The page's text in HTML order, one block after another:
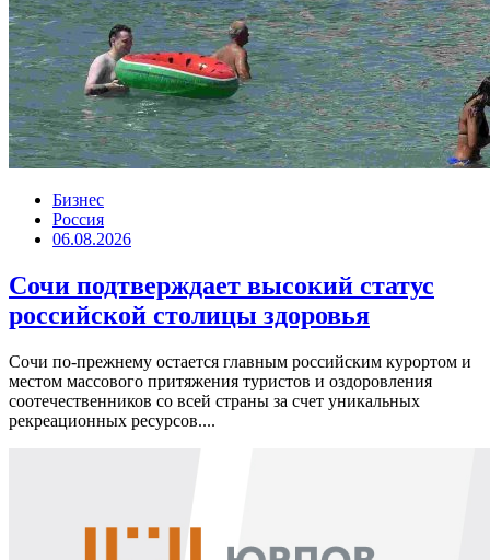
Бизнес
Россия
06.08.2026
Сочи подтверждает высокий статус
российской столицы здоровья
Сочи по-прежнему остается главным российским курортом и
местом массового притяжения туристов и оздоровления
соотечественников со всей страны за счет уникальных
рекреационных ресурсов....